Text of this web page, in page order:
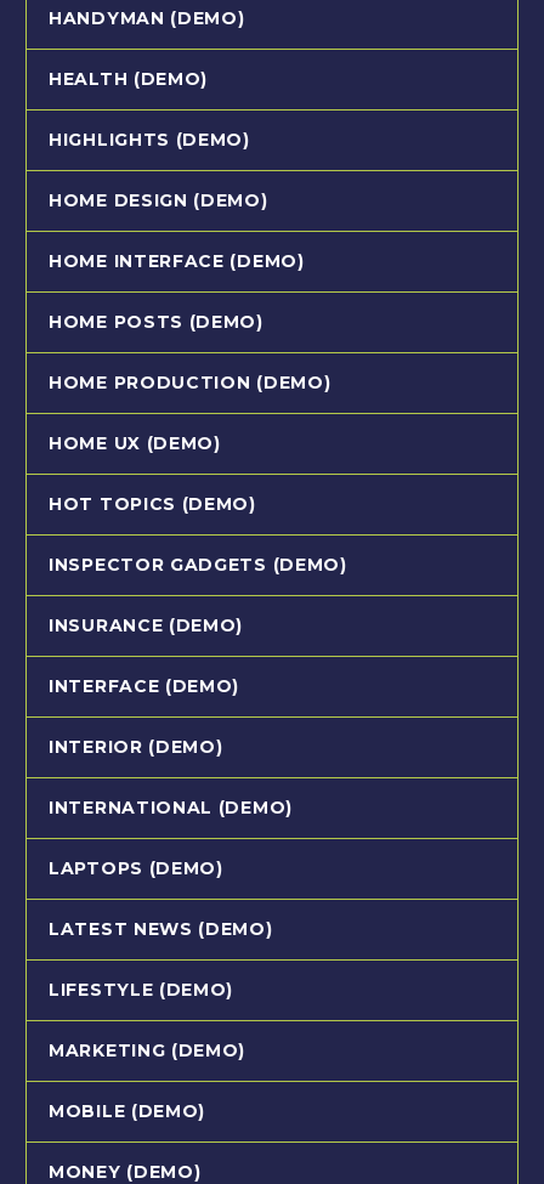
HANDYMAN (DEMO)
HEALTH (DEMO)
HIGHLIGHTS (DEMO)
HOME DESIGN (DEMO)
HOME INTERFACE (DEMO)
HOME POSTS (DEMO)
HOME PRODUCTION (DEMO)
HOME UX (DEMO)
HOT TOPICS (DEMO)
INSPECTOR GADGETS (DEMO)
INSURANCE (DEMO)
INTERFACE (DEMO)
INTERIOR (DEMO)
INTERNATIONAL (DEMO)
LAPTOPS (DEMO)
LATEST NEWS (DEMO)
LIFESTYLE (DEMO)
MARKETING (DEMO)
MOBILE (DEMO)
MONEY (DEMO)